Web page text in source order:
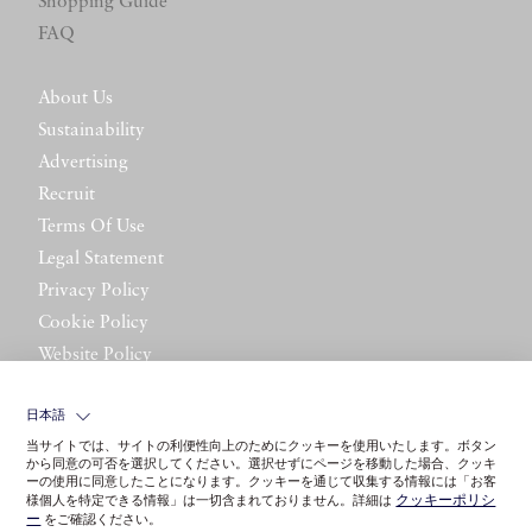
FAQ
About Us
Sustainability
Advertising
Recruit
Terms Of Use
Legal Statement
Privacy Policy
Cookie Policy
Website Policy
日本語
当サイトでは、サイトの利便性向上のためにクッキーを使用いたします。ボタン
から同意の可否を選択してください。選択せずにページを移動した場合、クッキ
ーの使用に同意したことになります。クッキーを通じて収集する情報には「お客
様個人を特定できる情報」は一切含まれておりません。詳細は クッキーポリシ
ー をご確認ください。